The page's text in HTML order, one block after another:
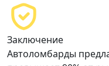
Заключение
Автоломбарды